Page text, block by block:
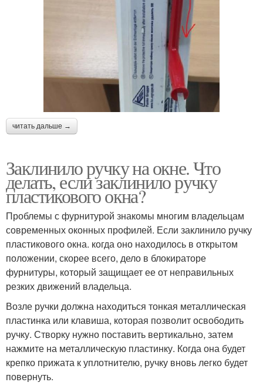
читать дальше →
Заклинило ручку на окне. Что
делать, если заклинило ручку
пластикового окна?
Проблемы с фурнитурой знакомы многим владельцам
современных оконных профилей. Если заклинило ручку
пластикового окна. когда оно находилось в открытом
положении, скорее всего, дело в блокираторе
фурнитуры, который защищает ее от неправильных
резких движений владельца.
Возле ручки должна находиться тонкая металлическая
пластинка или клавиша, которая позволит освободить
ручку. Створку нужно поставить вертикально, затем
нажмите на металлическую пластинку. Когда она будет
крепко прижата к уплотнителю, ручку вновь легко будет
повернуть.